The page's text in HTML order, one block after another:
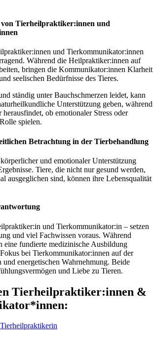
von Tierheilpraktiker:innen und
und Tierkommunikator:innen
Während die Heilpraktiker:innen auf
bringen die Kommunikator:innen Klarheit
seelischen Bedürfnisse des Tieres.
ständig unter Bauchschmerzen leidet, kann
Unterstützung geben, während
ob emotionaler Stress oder
spielen.
Betrachtung in der Tierbehandlung
und emotionaler Unterstützung
Tiere, die nicht nur gesund werden,
ausgeglichen sind, können ihre Lebensqualität
und Tierkommunikator:in – setzen
und viel Fachwissen voraus. Während
eine fundierte medizinische Ausbildung
bei Tierkommunikator:innen auf der
energetischen Wahrnehmung. Beide
und Liebe zu Tieren.
Tierheilpraktiker:innen &